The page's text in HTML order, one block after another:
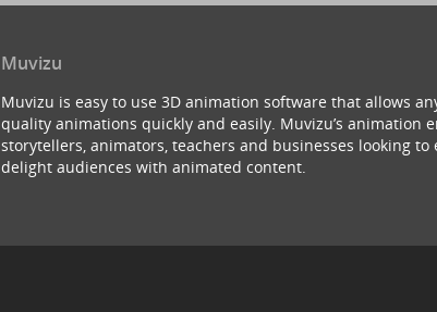
Muvizu
Muvizu is easy to use 3D animation software that allows
quality animations quickly and easily. Muvizu’s animation
storytellers, animators, teachers and businesses looking to
delight audiences with animated content.